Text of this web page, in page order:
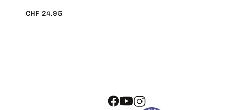
CHF 24.95